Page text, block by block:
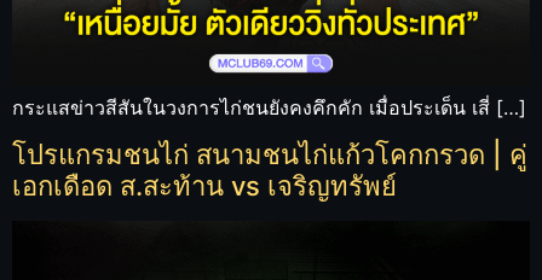
กระแสข่าวสีสันในวงการไก่ชนยังคงคึกคัก เมื่อประเด็น เสี่ […]
โปรแกรมชนไก่ สนามชนไก่แก้วโคกกรวด | คู่
เอกเดือด ส.สะท้าน vs เจริญทรัพย์